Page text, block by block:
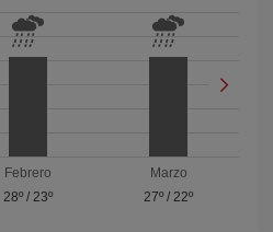
Febrero
28º/ 23º
Marzo
27º /22º